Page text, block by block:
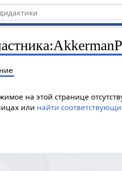
:
на этой странице
или найти